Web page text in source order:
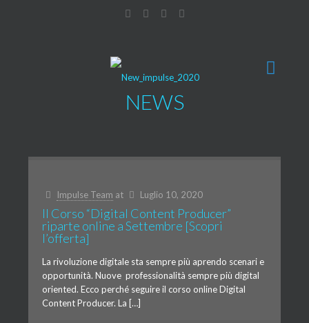
NEWS
Impulse Team at Luglio 10, 2020
Il Corso “Digital Content Producer”
riparte online a Settembre [Scopri
l’offerta]
La rivoluzione digitale sta sempre più aprendo scenari e
opportunità. Nuove professionalità sempre più digital
oriented. Ecco perché seguire il corso online Digital
Content Producer. La […]